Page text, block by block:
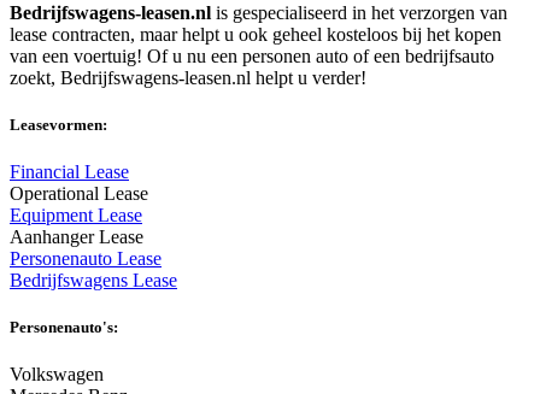
Bedrijfswagens-leasen.nl is gespecialiseerd in het verzorgen van
lease contracten, maar helpt u ook geheel kosteloos bij het kopen
van een voertuig! Of u nu een personen auto of een bedrijfsauto
zoekt, Bedrijfswagens-leasen.nl helpt u verder!
Leasevormen:
Financial Lease
Operational Lease
Equipment Lease
Aanhanger Lease
Personenauto Lease
Bedrijfswagens Lease
Personenauto's:
Volkswagen